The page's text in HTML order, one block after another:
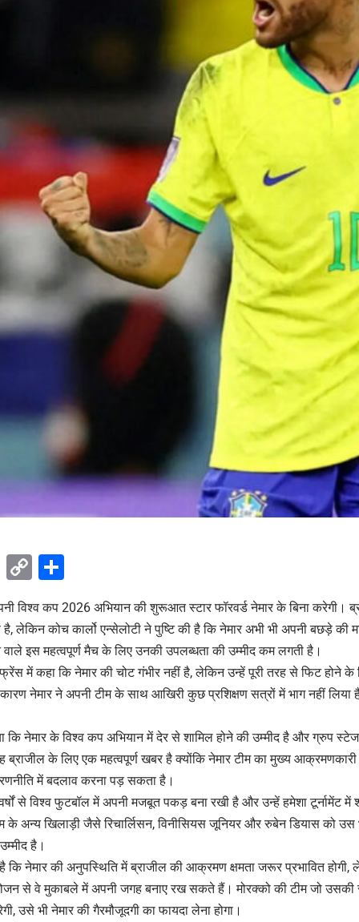
Telegram
Copy
विश्व कप 2026 अभियान की शुरूआत स्टार फॉरवर्ड नेमार के बिना करेगी।
लेकिन कोच कार्लो एन्सेलोटी ने पुष्टि की है कि नेमार अभी भी अपनी बछड़े की
इस महत्वपूर्ण मैच के लिए उनकी उपलब्धता की उम्मीद कम लगती है।
में कहा कि नेमार की चोट गंभीर नहीं है, लेकिन उन्हें पूरी तरह से फिट होने
नेमार ने अपनी टीम के साथ आखिरी कुछ प्रशिक्षण सत्रों में भाग नहीं
कि नेमार के विश्व कप अभियान में देर से शामिल होने की उम्मीद है और ग्रुप
के लिए एक महत्वपूर्ण खबर है क्योंकि नेमार टीम का मुख्य
में बदलाव करना पड़ सकता है।
से विश्व फुटबॉल में अपनी मजबूत पकड़ बना रखी है और उन्हें हमेशा टूर्नामेंट में
के अन्य खिलाड़ी जैसे रिचार्लिसन, विनीसियस जूनियर और रुबेन डियास को
है।
है कि नेमार की अनुपस्थिति में ब्राजील की आक्रमण क्षमता जरूर प्रभावित
से वे मुकाबले में अपनी जगह बनाए रख सकते हैं। मोरक्को की टीम जो
उसे भी नेमार की गैरमौजूदगी का फायदा लेना होगा।